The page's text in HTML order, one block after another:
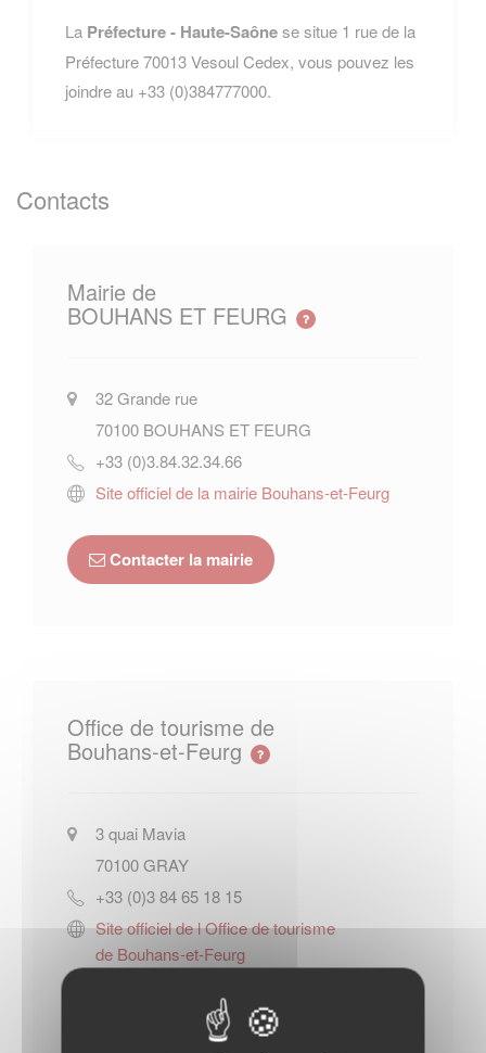
La Préfecture - Haute-Saônese situe 1 rue de la
Préfecture 70013 Vesoul Cedex, vous pouvez les
joindre au +33 (0)384777000.
Contacts
Mairie de
BOUHANS ET FEURG
32 Grande rue
70100 BOUHANS ET FEURG
+33 (0)3.84.32.34.66
Site officiel de la mairie Bouhans-et-Feurg
Contacter la mairie
Office de tourisme de
Bouhans-et-Feurg
3 quai Mavia
70100GRAY
+33 (0)3 84 65 18 15
Site officiel de l Office de tourisme
de Bouhans-et-Feurg
Contacter l'office de tourisme